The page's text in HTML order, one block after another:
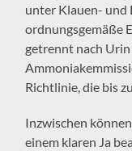
unter Klauen- und
ordnungsgemäße
getrennt nach
Richtlinie, die bis
Inzwischen
einem klaren Ja